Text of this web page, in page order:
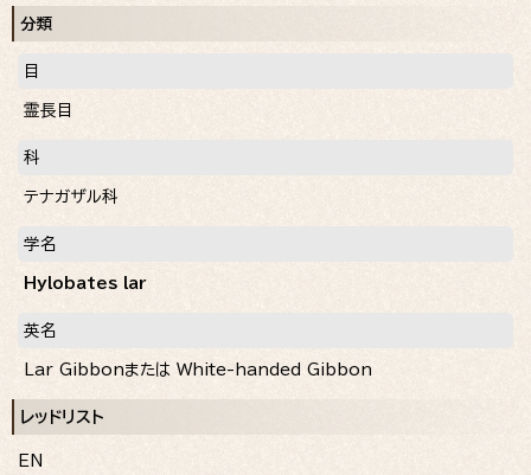
分類
目
霊長目
科
テナガザル科
学名
Hylobates lar
英名
Lar Gibbonまたは White-handed Gibbon
レッドリスト
EN